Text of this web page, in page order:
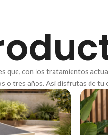
con los tratamientos
o tres años. Así disfrutas de tu